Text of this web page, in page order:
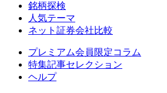
銘柄探検
人気テーマ
ネット証券会社比較
プレミアム会員限定コラム
特集記事セレクション
ヘルプ